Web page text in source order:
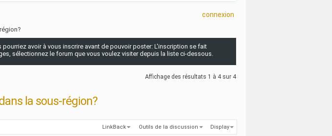
connexion
avoir à vous inscrire avant de pouvoir poster: L'inscription se fait
sélectionnez le forum que vous voulez visiter depuis la liste ci-dessous.
Affichage des résultats 1 à 4 sur 4
la sous-région?
LinkBack Outils de la discussion Display